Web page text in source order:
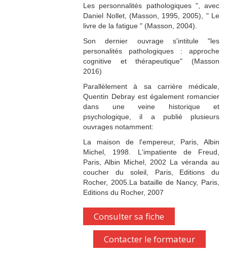
Les personnalités pathologiques ", avec
Daniel Nollet, (Masson, 1995, 2005), " Le
livre de la fatigue " (Masson, 2004).
Son dernier ouvrage s'intitule "les
personalités pathologiques : approche
cognitive et thérapeutique" (Masson
2016)
Parallèlement à sa carrière médicale,
Quentin Debray est également romancier
dans une veine historique et
psychologique, il a publié plusieurs
ouvrages notamment:
La maison de l'empereur, Paris, Albin
Michel, 1998. L'impatiente de Freud,
Paris, Albin Michel, 2002 La véranda au
coucher du soleil, Paris, Editions du
Rocher, 2005.La bataille de Nancy, Paris,
Editions du Rocher, 2007
Consulter sa fiche
Contacter le formateur